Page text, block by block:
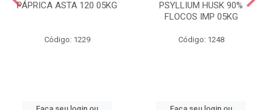
PÁPRICA ASTA 120 05KG
Código: 1229
PSYLLIUM HUSK 90%
FLOCOS IMP 05KG
Código: 1248